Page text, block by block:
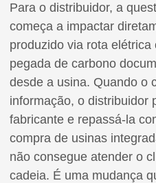
Para o distribuidor, a
começa a impactar
produzido via rota
pegada de carbono
desde a usina. Quando o
informação, o distribuidor
fabricante e repassá-la
compra de usinas
não consegue atender o
cadeia. É uma mudança